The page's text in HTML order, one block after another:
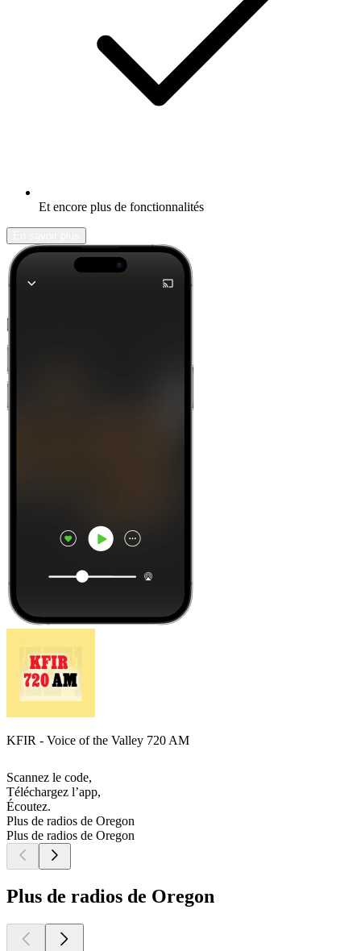
Et encore plus de fonctionnalités
KFIR - Voice of the Valley 720 AM
Scannez le code,
Téléchargez l’app,
Écoutez.
Plus de radios de Oregon
Plus de radios de Oregon
Plus de radios de Oregon